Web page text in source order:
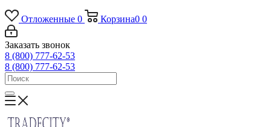
Отложенные 0 Корзина0 0
Заказать звонок
8 (800) 777-62-53
8 (800) 777-62-53